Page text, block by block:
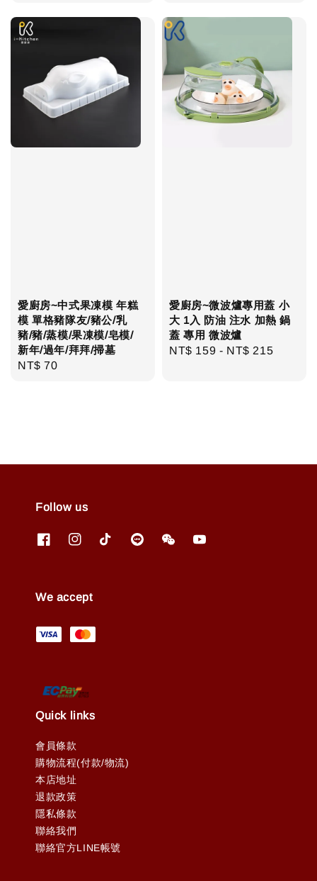
愛廚房~中式果凍模 年糕
模 單格豬隊友/豬公/乳
豬/豬/蒸模/果凍模/皂模/
新年/過年/拜拜/掃墓
Regular
NT$ 70
愛廚房~微波爐專用蓋 小
大 1入 防油 注水 加熱 鍋
蓋 專用 微波爐
Regular
NT$ 159 - NT$ 215
Follow us
We accept
Quick links
會員條款
購物流程(付款/物流)
本店地址
退款政策
隱私條款
聯絡我們
聯絡官方LINE帳號